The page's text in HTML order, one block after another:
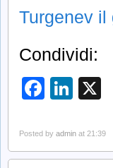
Turgenev il
Condividi:
Posted by admin at 21:39